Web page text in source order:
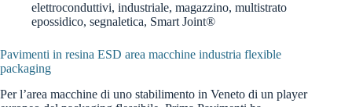
elettroconduttivi, industriale, magazzino, multistrato
epossidico, segnaletica, Smart Joint®
Pavimenti in resina ESD area macchine industria flexible
packaging
Per l’area macchine di uno stabilimento in Veneto di un player